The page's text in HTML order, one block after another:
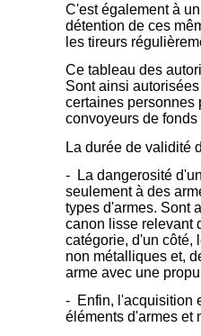
C'est également à
détention de ces
les tireurs
Ce tableau des
Sont ainsi
certaines personnes
convoyeurs de
La durée de validité
- La dangerosité
seulement à des
types d'armes. Sont
canon lisse relevant
catégorie, d'un côté,
non métalliques et,
arme avec une
- Enfin, l'acquisition
éléments d'armes et